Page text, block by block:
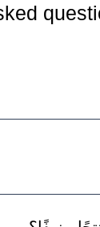
العادي ، أو
والذي قد يشمل